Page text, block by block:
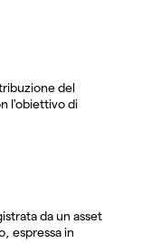
del
l'obiettivo di
da un asset
espressa in